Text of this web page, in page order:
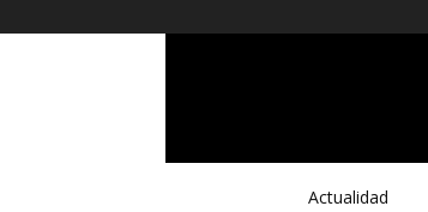
Actualidad